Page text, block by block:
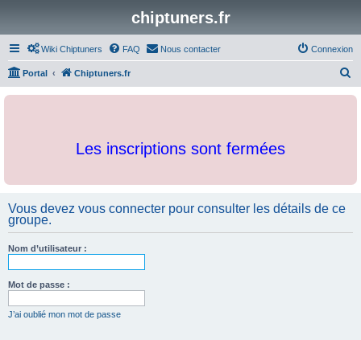
chiptuners.fr
Wiki Chiptuners FAQ Nous contacter Connexion
Portal Chiptuners.fr
c
Les inscriptions sont fermées
Vous devez vous connecter pour consulter les détails de ce
groupe.
Nom d’utilisateur :
Mot de passe :
J’ai oublié mon mot de passe